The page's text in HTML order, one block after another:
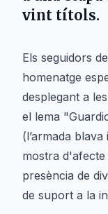
vint títols.
Els seguidors
homenatge
desplegant a
el lema
(l’armada
mostra
presència de
de suport a la